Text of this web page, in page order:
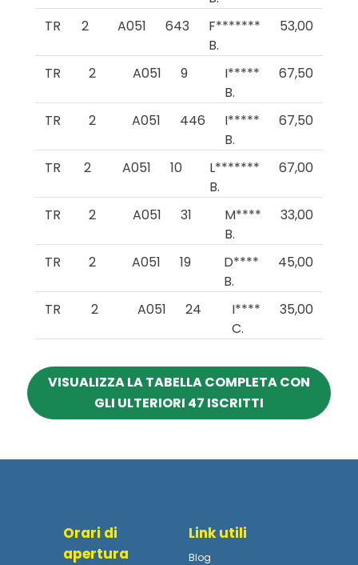
TR 2 A051 643
F*******
B.
53,00
TR 2 A051 9
I*****
B.
67,50
TR 2 A051 446
I*****
B.
67,50
TR 2 A051 10
L*******
B.
67,00
TR 2 A051 31
M****
B.
33,00
TR 2 A051 19
D****
B.
45,00
TR 2 A051 24
I****
C.
35,00
VISUALIZZA LA TABELLA COMPLETA CON
GLI ULTERIORI 47 ISCRITTI
Orari di
apertura
Link utili
Blog